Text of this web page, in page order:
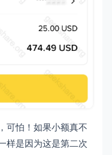
可怕！如果小额真不
样是因为这是第二次